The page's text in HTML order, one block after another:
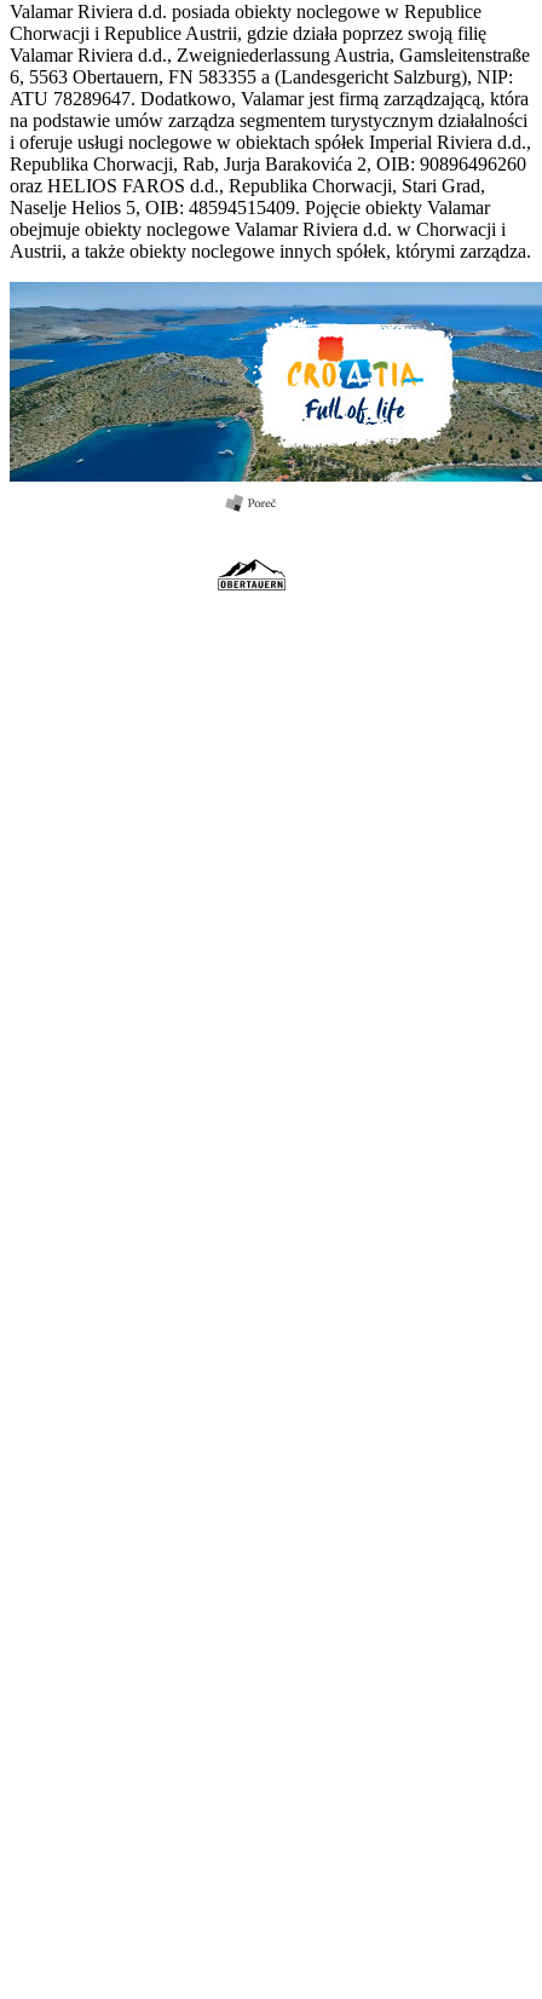
Valamar Riviera d.d. posiada obiekty noclegowe w Republice
Chorwacji i Republice Austrii, gdzie działa poprzez swoją filię
Valamar Riviera d.d., Zweigniederlassung Austria, Gamsleitenstraße
6, 5563 Obertauern, FN 583355 a (Landesgericht Salzburg), NIP:
ATU 78289647. Dodatkowo, Valamar jest firmą zarządzającą, która
na podstawie umów zarządza segmentem turystycznym działalności
i oferuje usługi noclegowe w obiektach spółek Imperial Riviera d.d.,
Republika Chorwacji, Rab, Jurja Barakovića 2, OIB: 90896496260
oraz HELIOS FAROS d.d., Republika Chorwacji, Stari Grad,
Naselje Helios 5, OIB: 48594515409. Pojęcie obiekty Valamar
obejmuje obiekty noclegowe Valamar Riviera d.d. w Chorwacji i
Austrii, a także obiekty noclegowe innych spółek, którymi zarządza.